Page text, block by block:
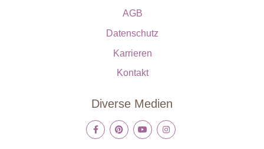
AGB
Datenschutz
Karrieren
Kontakt
Diverse Medien